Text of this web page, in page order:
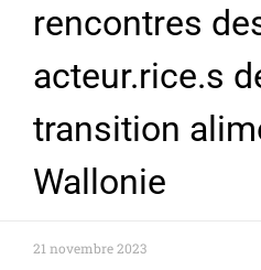
rencontres
acteur.rice.s
transition
Wallonie
21 novembre 2023